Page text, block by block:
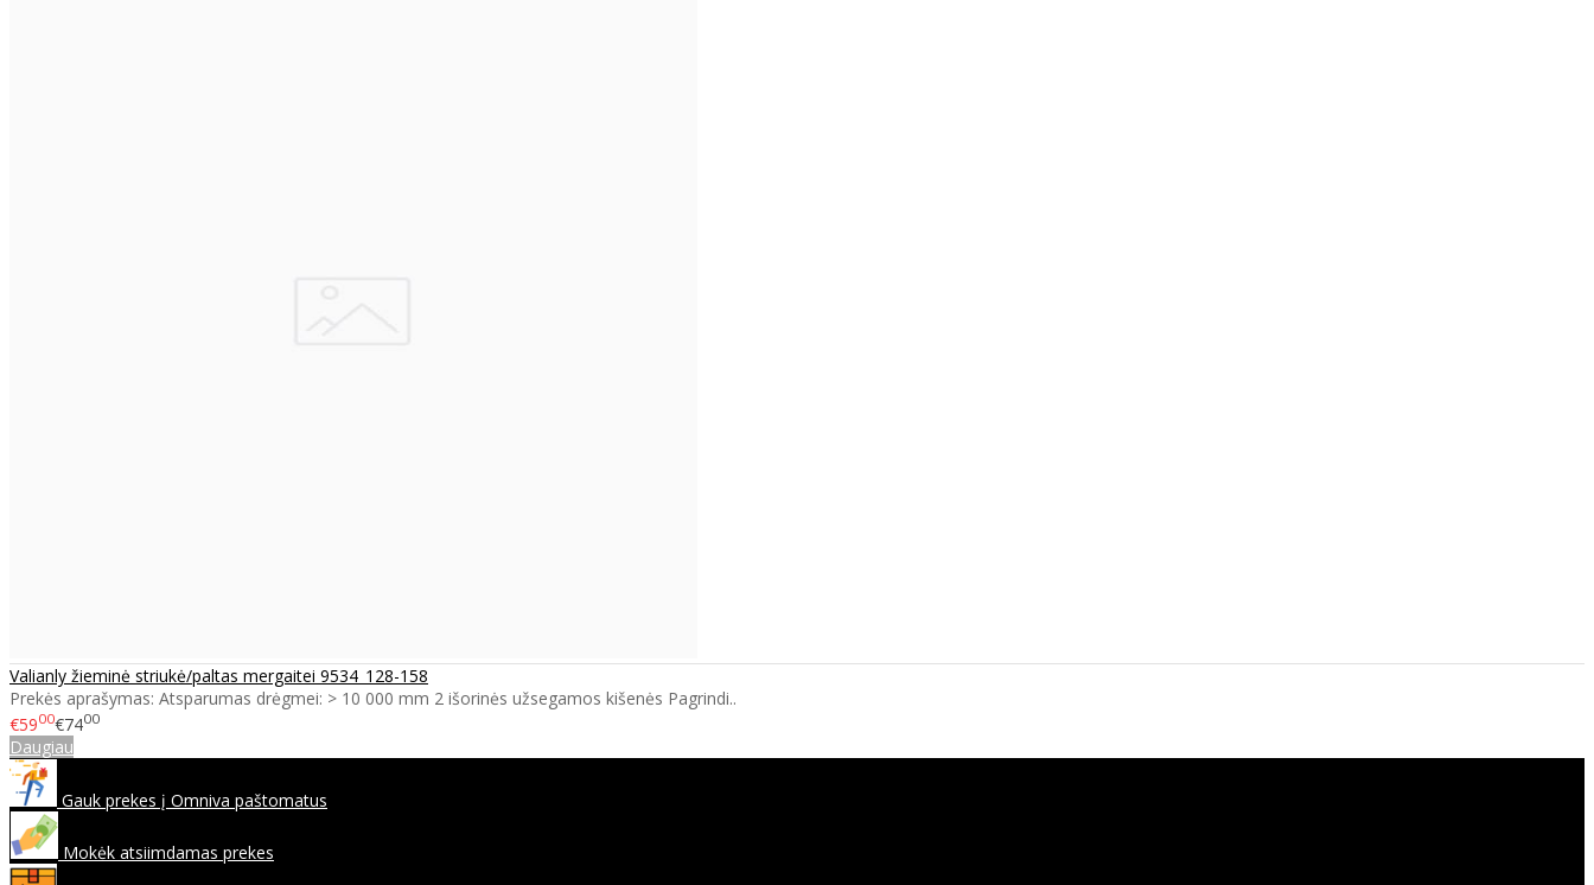
Valianly žieminė striukė/paltas mergaitei 9534_128-158
Prekės aprašymas: Atsparumas drėgmei: > 10 000 mm 2 išorinės užsegamos kišenės Pagrindi..
€5900€7400
Daugiau
Gauk prekes į Omniva paštomatus
Mokėk atsiimdamas prekes